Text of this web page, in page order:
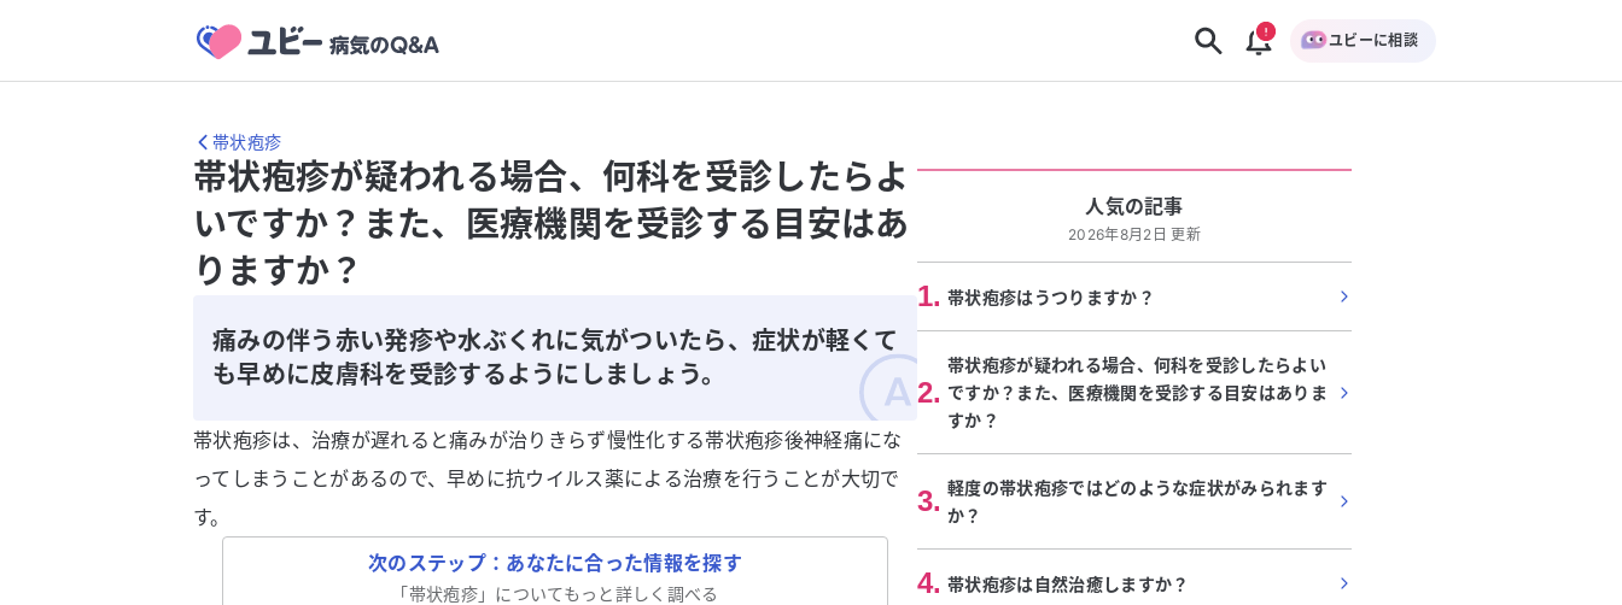
ユビーに相談
帯状疱疹
帯状疱疹が疑われる場合、何科を受診したらよ
いですか？また、医療機関を受診する目安はあ
りますか？
痛みの伴う赤い発疹や水ぶくれに気がついたら、症状が軽くて
も早めに皮膚科を受診するようにしましょう。
帯状疱疹は、治療が遅れると痛みが治りきらず慢性化する帯状疱疹後神経痛にな
ってしまうことがあるので、早めに抗ウイルス薬による治療を行うことが大切で
す。
次のステップ：あなたに合った情報を探す
「帯状疱疹 」についてもっと詳しく調べる
人気の記事
2026年8月2日 更新
1. 帯状疱疹はうつりますか？
2.
帯状疱疹が疑われる場合、何科を受診したらよい
ですか？また、医療機関を受診する目安はありま
すか？
3. 軽度の帯状疱疹ではどのような症状がみられます
か？
4. 帯状疱疹は自然治癒しますか？